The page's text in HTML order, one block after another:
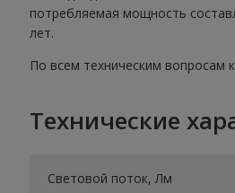
потребляемая мощность
лет.
По всем техническим вопросам
Технические
Световой поток, Лм